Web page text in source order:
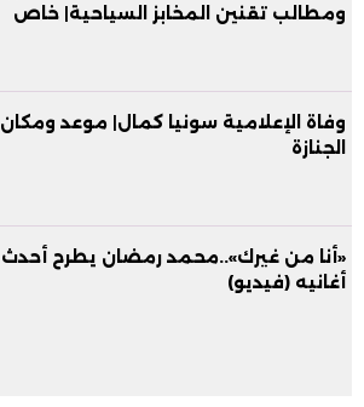
ومطالب تقنين المخابز السياحية| خاص
وفاة الإعلامية سونيا كمال| موعد ومكان
الجنازة
«أنا من غيرك»..محمد رمضان يطرح أحدث
أغانيه (فيديو)